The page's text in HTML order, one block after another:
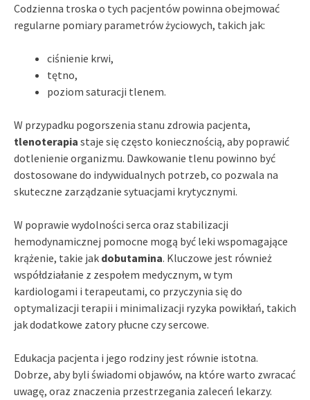
Codzienna troska o tych pacjentów powinna obejmować
regularne pomiary parametrów życiowych, takich jak:
ciśnienie krwi,
tętno,
poziom saturacji tlenem.
W przypadku pogorszenia stanu zdrowia pacjenta,
tlenoterapia staje się często koniecznością, aby poprawić
dotlenienie organizmu. Dawkowanie tlenu powinno być
dostosowane do indywidualnych potrzeb, co pozwala na
skuteczne zarządzanie sytuacjami krytycznymi.
W poprawie wydolności serca oraz stabilizacji
hemodynamicznej pomocne mogą być leki wspomagające
krążenie, takie jak dobutamina. Kluczowe jest również
współdziałanie z zespołem medycznym, w tym
kardiologami i terapeutami, co przyczynia się do
optymalizacji terapii i minimalizacji ryzyka powikłań, takich
jak dodatkowe zatory płucne czy sercowe.
Edukacja pacjenta i jego rodziny jest równie istotna.
Dobrze, aby byli świadomi objawów, na które warto zwracać
uwagę, oraz znaczenia przestrzegania zaleceń lekarzy.